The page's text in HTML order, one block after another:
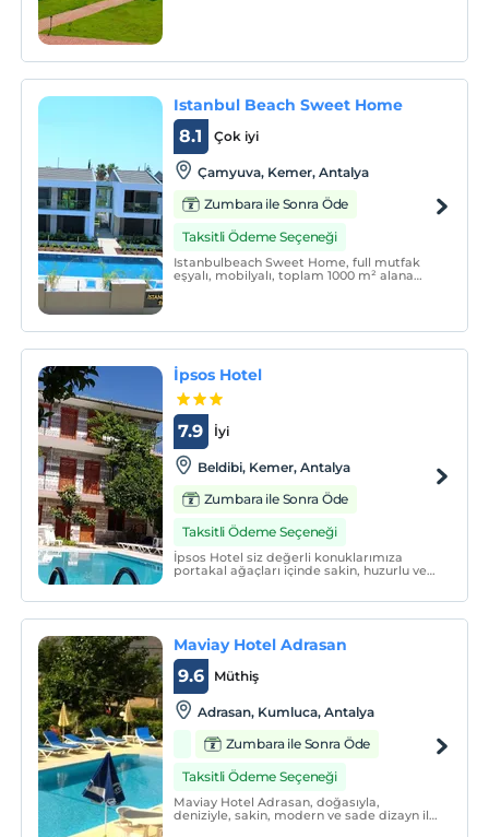
Istanbul Beach Sweet Home
Çok iyi
8.1
Çamyuva, Kemer, Antalya
Zumbara ile Sonra Öde
Taksitli Ödeme Seçeneği
Istanbulbeach Sweet Home, full mutfak
eşyalı, mobilyalı, toplam 1000 m² alana
ücretsiz banyo malzemesi bulunmaktadır.
İpsos Hotel
İyi
7.9
Beldibi, Kemer, Antalya
Zumbara ile Sonra Öde
Taksitli Ödeme Seçeneği
İpsos Hotel siz değerli konuklarımıza
portakal ağaçları içinde sakin, huzurlu ve
Maviay Hotel Adrasan
Müthiş
9.6
Adrasan, Kumluca, Antalya
Zumbara ile Sonra Öde
Taksitli Ödeme Seçeneği
Maviay Hotel Adrasan, doğasıyla,
deniziyle, sakin, modern ve sade dizayn ile